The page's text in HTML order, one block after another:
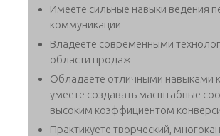
Имеете сильные навыки ведения
коммуникации
Владеете современными
области продаж
Обладаете отличными навыками
умеете создавать масштабные
высоким коэффициентом
Практикуете творческий,